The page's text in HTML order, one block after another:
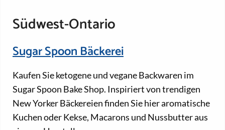
Südwest-Ontario
Sugar Spoon Bäckerei
Kaufen Sie ketogene und vegane Backwaren im
Sugar Spoon Bake Shop. Inspiriert von trendigen
New Yorker Bäckereien finden Sie hier aromatische
Kuchen oder Kekse, Macarons und Nussbutter aus